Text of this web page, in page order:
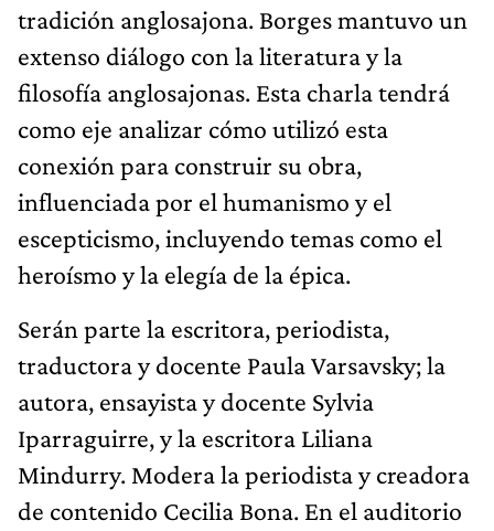
tradición anglosajona. Borges mantuvo un
extenso diálogo con la literatura y la
filosofía anglosajonas. Esta charla tendrá
como eje analizar cómo utilizó esta
conexión para construir su obra,
influenciada por el humanismo y el
escepticismo, incluyendo temas como el
heroísmo y la elegía de la épica.
Serán parte la escritora, periodista,
traductora y docente Paula Varsavsky; la
autora, ensayista y docente Sylvia
Iparraguirre, y la escritora Liliana
Mindurry. Modera la periodista y creadora
de contenido Cecilia Bona. En el auditorio